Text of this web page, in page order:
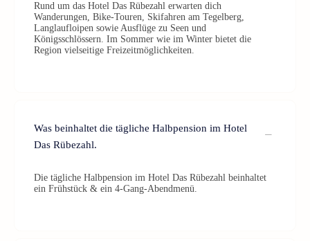
Rund um das Hotel Das Rübezahl erwarten dich
Wanderungen, Bike-Touren, Skifahren am Tegelberg,
Langlaufloipen sowie Ausflüge zu Seen und
Königsschlössern. Im Sommer wie im Winter bietet die
Region vielseitige Freizeitmöglichkeiten.
Was beinhaltet die tägliche Halbpension im Hotel
Das Rübezahl.
Die tägliche Halbpension im Hotel Das Rübezahl beinhaltet
ein Frühstück & ein 4-Gang-Abendmenü.